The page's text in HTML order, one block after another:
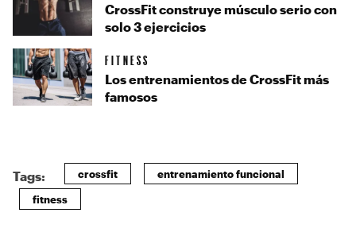
CrossFit construye músculo serio con
solo 3 ejercicios
FITNESS
Los entrenamientos de CrossFit más
famosos
Tags: crossfit entrenamiento funcional
fitness